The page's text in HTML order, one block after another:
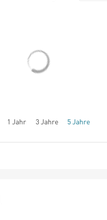
1 Jahr 3 Jahre 5 Jahre